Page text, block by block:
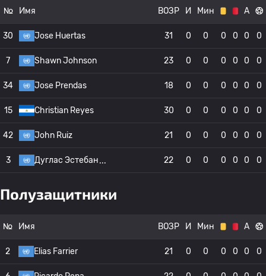
№ Имя ВОЗР И Мин А
30 Jose Huertas 31 0 0 0 0 0 0
7 Shawn Johnson 23 0 0 0 0 0 0
34 Jose Prendas 18 0 0 0 0 0 0
15 Christian Reyes 30 0 0 0 0 0 0
42 John Ruiz 21 0 0 0 0 0 0
3 Дуглас Эстебан 22 0 0 0 0 0 0
Полузащитники
№ Имя ВОЗР И Мин А
2 Elias Farrier 21 0 0 0 0 0 0